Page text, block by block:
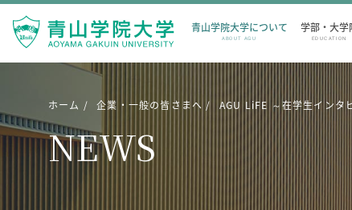
青山学院大学について
ABOUT AGU
学部・大学
EDUCATION
ホーム 企業・一般の皆さまへ AGU LiFE ～在学生インタ
NEWS